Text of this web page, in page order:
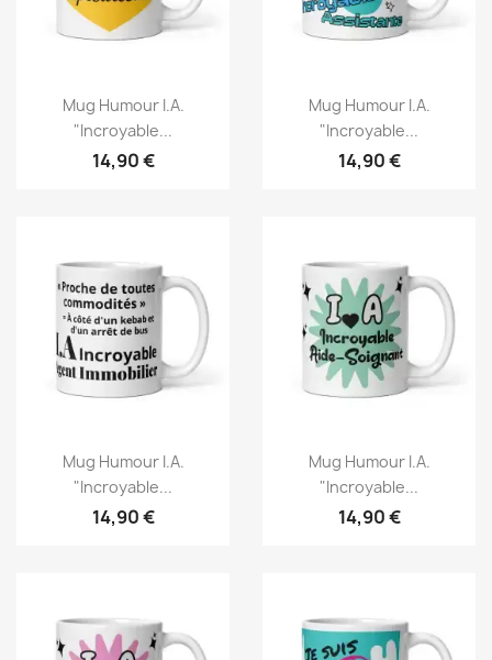
Mug Humour I.A.
"Incroyable...
14,90 €
Mug Humour I.A.
"Incroyable...
14,90 €
Mug Humour I.A.
"Incroyable...
14,90 €
Mug Humour I.A.
"Incroyable...
14,90 €